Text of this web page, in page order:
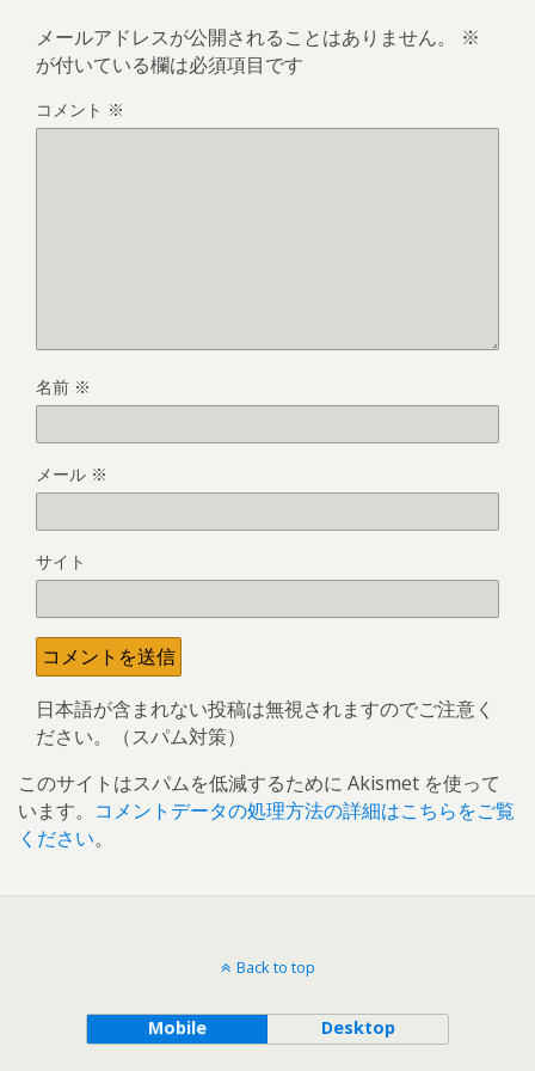
メールアドレスが公開されることはありません。
※
が付いている欄は必須項目です
コメント ※
名前 ※
メール ※
サイト
日本語が含まれない投稿は無視されますのでご注意く
ださい。（スパム対策）
このサイトはスパムを低減するために Akismet を使って
います。 コメントデータの処理方法の詳細はこちらをご覧
ください。
Back to top
Mobile Desktop